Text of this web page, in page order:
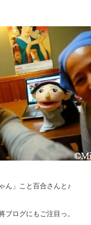
ん」こと百合さんと♪
ブログにもご注目っ。